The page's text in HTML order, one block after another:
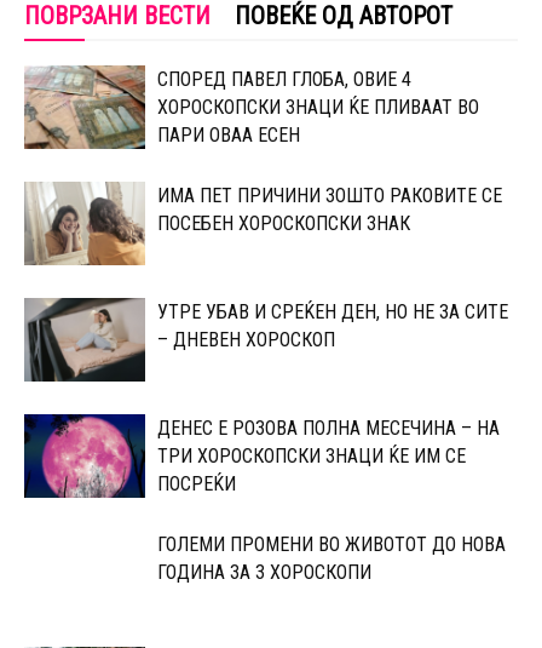
ПОВРЗАНИ ВЕСТИ ПОВЕЌЕ ОД АВТОРОТ
СПОРЕД ПАВЕЛ ГЛОБА, ОВИЕ 4
ХОРОСКОПСКИ ЗНАЦИ ЌЕ ПЛИВААТ ВО
ПАРИ ОВАА ЕСЕН
ИМА ПЕТ ПРИЧИНИ ЗОШТО РАКОВИТЕ СЕ
ПОСЕБЕН ХОРОСКОПСКИ ЗНАК
УТРЕ УБАВ И СРЕЌЕН ДЕН, НО НЕ ЗА СИТЕ
– ДНЕВЕН ХОРОСКОП
ДЕНЕС Е РОЗОВА ПОЛНА МЕСЕЧИНА – НА
ТРИ ХОРОСКОПСКИ ЗНАЦИ ЌЕ ИМ СЕ
ПОСРЕЌИ
ГОЛЕМИ ПРОМЕНИ ВО ЖИВОТОТ ДО НОВА
ГОДИНА ЗА 3 ХОРОСКОПИ